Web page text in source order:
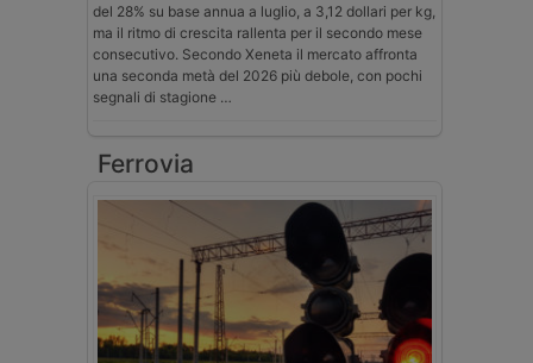
del 28% su base annua a luglio, a 3,12 dollari per kg,
ma il ritmo di crescita rallenta per il secondo mese
consecutivo. Secondo Xeneta il mercato affronta
una seconda metà del 2026 più debole, con pochi
segnali di stagione …
Ferrovia